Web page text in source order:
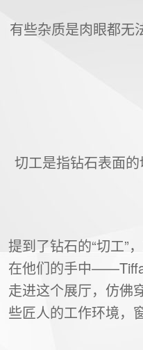
有些杂质是肉眼都无
切工是指钻石表面
提到了钻石的“切工”
在他们的手中
走进这个展厅，仿佛
些匠人的工作环境，